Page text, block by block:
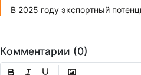
В 2025 году экспортный
Комментарии (0)